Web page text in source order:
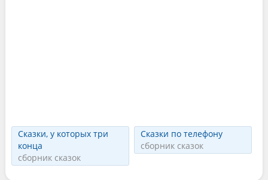
Сказки, у которых три
конца
сборник сказок
Сказки по телефону
сборник сказок